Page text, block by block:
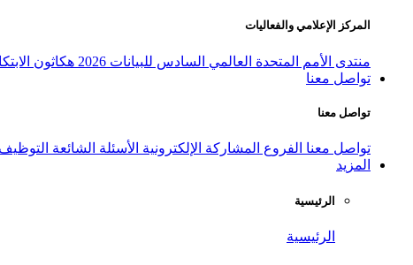
المركز الإعلامي والفعاليات
منتدى الأمم المتحدة العالمي السادس للبيانات 2026 هكاثون
تواصل معنا
تواصل معنا
تواصل معنا الفروع المشاركة الإلكترونية الأسئلة الشائعة التوظيف
المزيد
الرئيسية
الرئيسية